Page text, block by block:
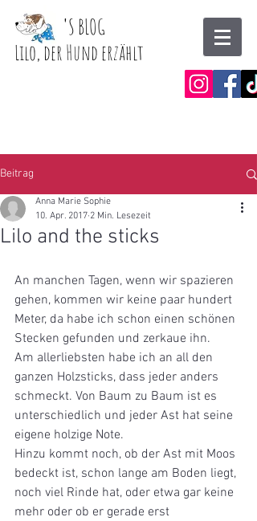
'S BLOG
Lilo, der Hund erzählt
Beitrag
Lilo and the sticks
Anna Marie Sophie
10. Apr. 2017 2 Min. Lesezeit
An manchen Tagen, wenn wir spazieren
gehen, kommen wir keine paar hundert
Meter, da habe ich schon einen schönen
Stecken gefunden und zerkaue ihn.
Am allerliebsten habe ich an all den
ganzen Holzsticks, dass jeder anders
schmeckt. Von Baum zu Baum ist es
unterschiedlich und jeder Ast hat seine
eigene holzige Note.
Hinzu kommt noch, ob der Ast mit Moos
bedeckt ist, schon lange am Boden liegt,
noch viel Rinde hat, oder etwa gar keine
mehr oder ob er gerade erst